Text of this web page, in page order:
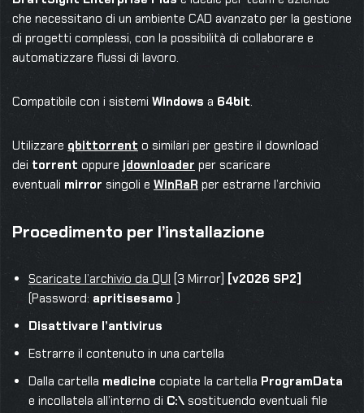
che necessitano di un ambiente CAD avanzato per la gestione
di progetti complessi, con la possibilità di collaborare e
automatizzare flussi di lavoro.
Compatibile con i sistemi Windows a 64bit.
Utilizzare qbittorrent o similari per gestire il download
dei torrent oppure jdownloader per scaricare
eventuali mirror singoli e WinRaR per estrarne l’archivio
Procedimento per l’installazione
Scaricate l’archivio da QUI [3 Mirror] [v2026 SP2]
(Password: apritisesamo )
Disattivare l’antivirus
Estrarre il contenuto in una cartella
Dalla cartella medicine copiate la cartella ProgramData
e incollatela all’interno di C:\ sostituendo eventuali file